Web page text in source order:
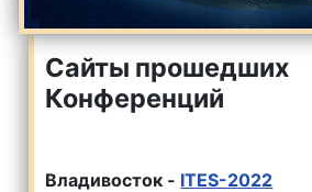
Сайты прошедших
Конференций
Владивосток - ITES-2022